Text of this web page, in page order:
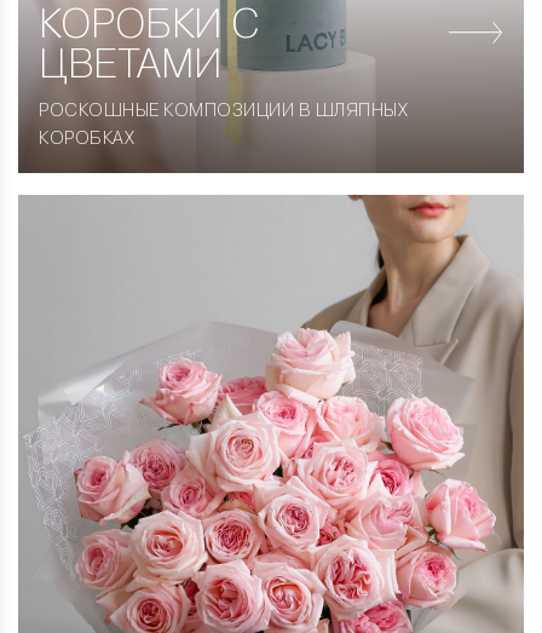
КОРОБКИ С
ЦВЕТАМИ
РОСКОШНЫЕ КОМПОЗИЦИИ В ШЛЯПНЫХ
КОРОБКАХ